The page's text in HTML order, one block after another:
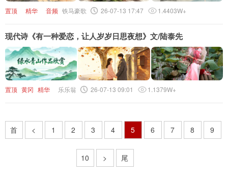
置顶 精华 音频 铁马豪歌 26-07-13 17:47 1.4403W+
现代诗《有一种爱恋，让人岁岁日思夜想》文/陆泰先
置顶 黄冈 精华 乐乐翁 26-07-13 09:01 1.1379W+
首 < 1 2 3 4 5 6 7 8 9
10 > 尾